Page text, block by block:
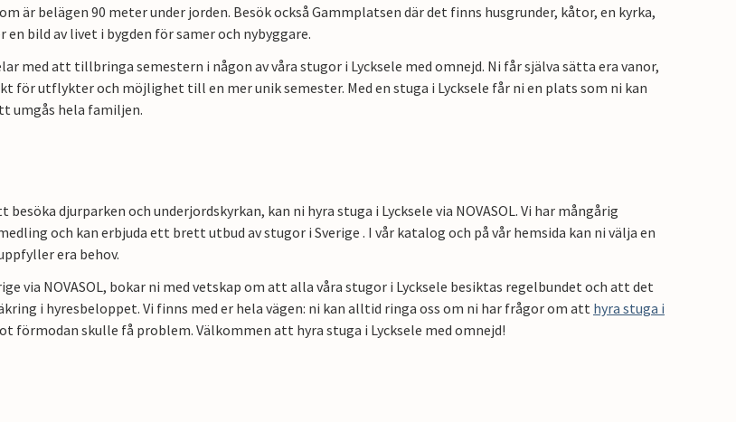
är belägen 90 meter under jorden. Besök också Gammplatsen där det finns husgrunder, kåtor, en kyrka,
en bild av livet i bygden för samer och nybyggare.
med att tillbringa semestern i någon av våra stugor i Lycksele med omnejd. Ni får själva sätta era vanor,
för utflykter och möjlighet till en mer unik semester. Med en stuga i Lycksele får ni en plats som ni kan
umgås hela familjen.
besöka djurparken och underjordskyrkan, kan ni hyra stuga i Lycksele via NOVASOL. Vi har mångårig
och kan erbjuda ett brett utbud av stugor i Sverige . I vår katalog och på vår hemsida kan ni välja en
era behov.
via NOVASOL, bokar ni med vetskap om att alla våra stugor i Lycksele besiktas regelbundet och att det
i hyresbeloppet. Vi finns med er hela vägen: ni kan alltid ringa oss om ni har frågor om att hyra stuga i
förmodan skulle få problem. Välkommen att hyra stuga i Lycksele med omnejd!